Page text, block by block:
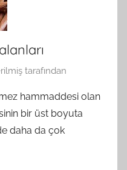
tarafından
hammaddesi olan
bir üst boyuta
daha da çok